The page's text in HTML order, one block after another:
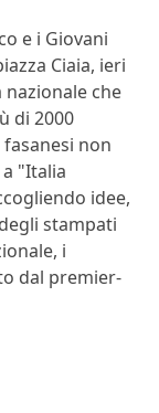
e i Giovani
Ciaia, ieri
nazionale che
di 2000
non
"Italia
idee,
stampati
i
dal premier-